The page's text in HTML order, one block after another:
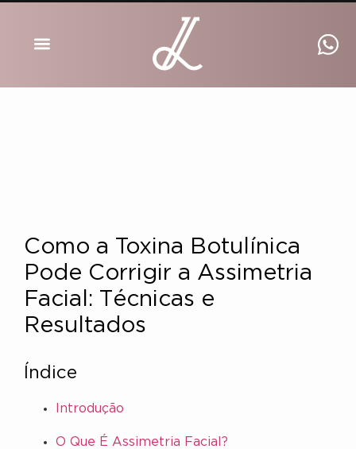
Como a Toxina Botulínica
Pode Corrigir a Assimetria
Facial: Técnicas e
Resultados
Índice
Introdução
O Que É Assimetria Facial?